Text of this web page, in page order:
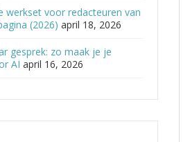
werkset voor redacteuren van
(2026) april 18, 2026
gesprek: zo maak je je
AI april 16, 2026